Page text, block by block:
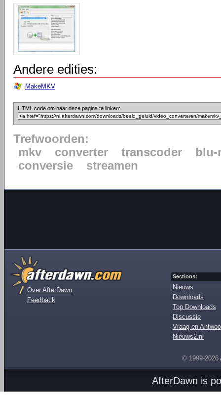
Andere edities:
MakeMKV
HTML code om naar deze pagina te linken:
Trefwoorden:
mkv
converter transcoder
blu-
conversie
streamen
Over AfterDawn
Feedback
Sections:
Nieuws
Downloads
Top Downloads
Discussie
Vraag en
Nieuws2.nl
© 1999-2026
AfterDawn is